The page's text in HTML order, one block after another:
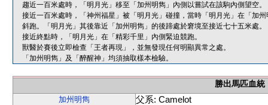
趨近一百米處時，「明月光」移至「加州明雋」內側以嘗試在該駒內側望空。
接近一百米處時，「神州福星」被「明月光」碰撞，當時「明月光」在「加
斜跑。「明月光」其後靠近「加州明雋」的後蹄處於窘境至接近七十五米處。
接近終點時，「明月光」在「精彩千里」內側緊迫競跑。
獸醫於賽後立即檢查「王者再現」，並無發現任何明顯異常之處。
「加州明雋」及「醉醒神」均須抽取樣本檢驗。
勝出馬匹血統
加州明雋
父系: Camelot